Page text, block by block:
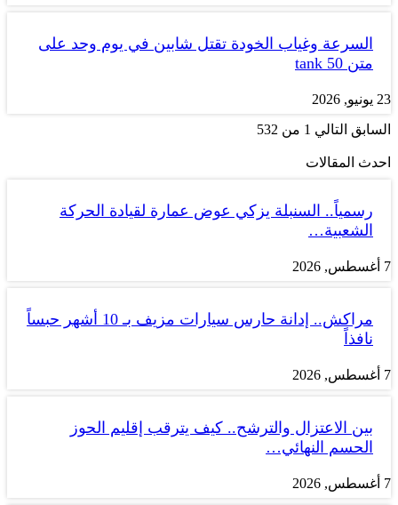
السرعة وغياب الخودة تقتل شابين في يوم وحد على
متن tank 50
23 يونيو, 2026
السابق التالي 1 من 532
احدث المقالات
رسمياً.. السنبلة يزكي عوض عمارة لقيادة الحركة
الشعبية…
7 أغسطس, 2026
مراكش.. إدانة حارس سيارات مزيف بـ 10 أشهر حبساً
نافذاً
7 أغسطس, 2026
بين الاعتزال والترشح.. كيف يترقب إقليم الحوز
الحسم النهائي…
7 أغسطس, 2026